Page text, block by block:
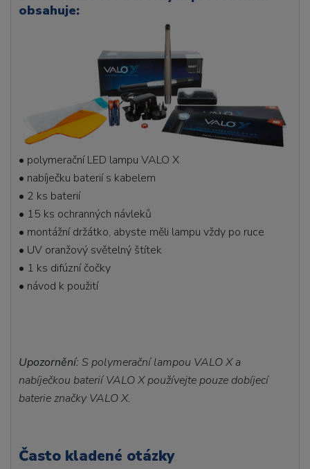
obsahuje:
• polymerační LED lampu VALO X
• nabíječku baterií s kabelem
• 2 ks baterií
• 15 ks ochranných návleků
• montážní držátko, abyste měli lampu vždy po ruce
• UV oranžový světelný štítek
• 1 ks difúzní čočky
• návod k použití
Upozornění: S polymerační lampou VALO X a
nabíječkou baterií VALO X používejte pouze dobíjecí
baterie značky VALO X.
Často kladené otázky